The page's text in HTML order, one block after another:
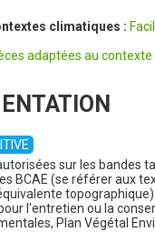
climatiques :
adaptées au contexte
sur les bandes
BCAE (se référer aux
l'entretien ou la
Plan Végétal